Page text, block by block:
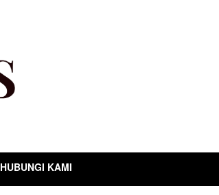
HUBUNGI KAMI